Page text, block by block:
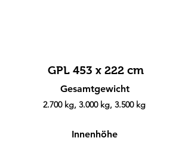
GPL 453 x 222 cm
Gesamtgewicht
2.700 kg, 3.000 kg, 3.500 kg
Innenhöhe